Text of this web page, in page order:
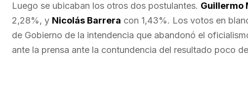
Luego se ubicaban los otros dos postulantes. Guillermo
2,28%, y Nicolás Barrera con 1,43%. Los votos en
de Gobierno de la intendencia que abandonó el
ante la prensa ante la contundencia del resultado poco